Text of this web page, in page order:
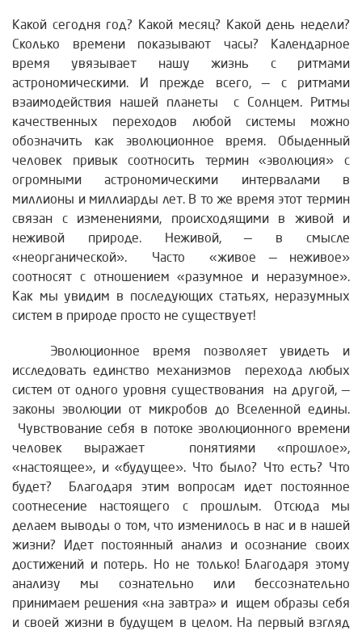
Какой сегодня год? Какой месяц? Какой день недели?
Сколько времени показывают часы? Календарное
время увязывает нашу жизнь с ритмами
астрономическими. И прежде всего, — с ритмами
взаимодействия нашей планеты с Солнцем. Ритмы
качественных переходов любой системы можно
обозначить как эволюционное время. Обыденный
человек привык соотносить термин «эволюция» с
огромными астрономическими интервалами в
миллионы и миллиарды лет. В то же время этот термин
связан с изменениями, происходящими в живой и
неживой природе. Неживой, — в смысле
«неорганической». Часто «живое — неживое»
соотносят с отношением «разумное и неразумное».
Как мы увидим в последующих статьях, неразумных
систем в природе просто не существует!
Эволюционное время позволяет увидеть и
исследовать единство механизмов перехода любых
систем от одного уровня существования на другой, —
законы эволюции от микробов до Вселенной едины.
Чувствование себя в потоке эволюционного времени
человек выражает понятиями «прошлое»,
«настоящее», и «будущее». Что было? Что есть? Что
будет? Благодаря этим вопросам идет постоянное
соотнесение настоящего с прошлым. Отсюда мы
делаем выводы о том, что изменилось в нас и в нашей
жизни? Идет постоянный анализ и осознание своих
достижений и потерь. Но не только! Благодаря этому
анализу мы сознательно или бессознательно
принимаем решения «на завтра» и ищем образы себя
и своей жизни в будущем в целом. На первый взгляд